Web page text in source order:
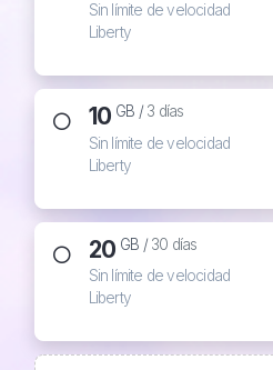
Sin límite de velocidad
Liberty
10 GB /3 días
Sin límite de velocidad
Liberty
20 GB /30 días
Sin límite de velocidad
Liberty